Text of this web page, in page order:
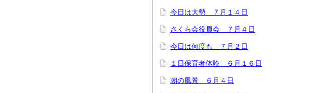
今日は大勢 ７月１４日
さくら会役員会 ７月４日
今日は何度も ７月２日
１日保育者体験 ６月１６日
朝の風景 ６月４日